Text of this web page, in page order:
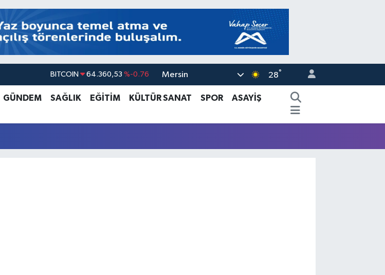
BITCOIN 64.360,53 %-0.76
DOLAR 47,7069 %0.17
GRAM ALTIN 6574.81 %1.44
Mersin 28°
GÜNDEM SAĞLIK EĞİTİM KÜLTÜR SANAT SPOR
ASAYİŞ